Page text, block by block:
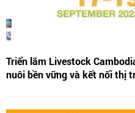
Triển lãm Livestock
nuôi bền vững và kết nối thị